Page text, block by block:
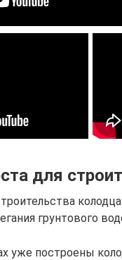
для
грунтового
уже построены